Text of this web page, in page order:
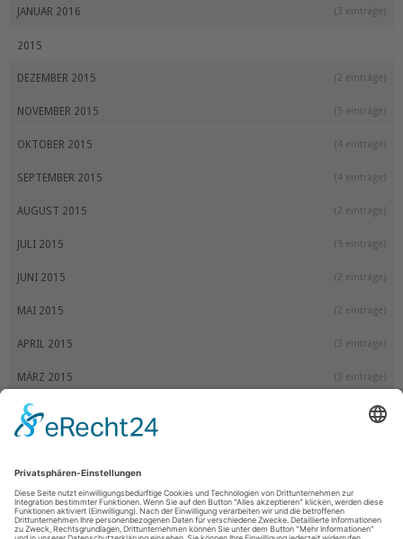
JANUAR 2016 (3 einträge)
2015
DEZEMBER 2015 (2 einträge)
NOVEMBER 2015 (5 einträge)
OKTOBER 2015 (4 einträge)
SEPTEMBER 2015 (4 einträge)
AUGUST 2015 (2 einträge)
JULI 2015 (5 einträge)
JUNI 2015 (2 einträge)
MAI 2015 (2 einträge)
APRIL 2015 (3 einträge)
MÄRZ 2015 (3 einträge)
FEBRUAR 2015 (2 einträge)
2014
DEZEMBER 2014 (3 einträge)